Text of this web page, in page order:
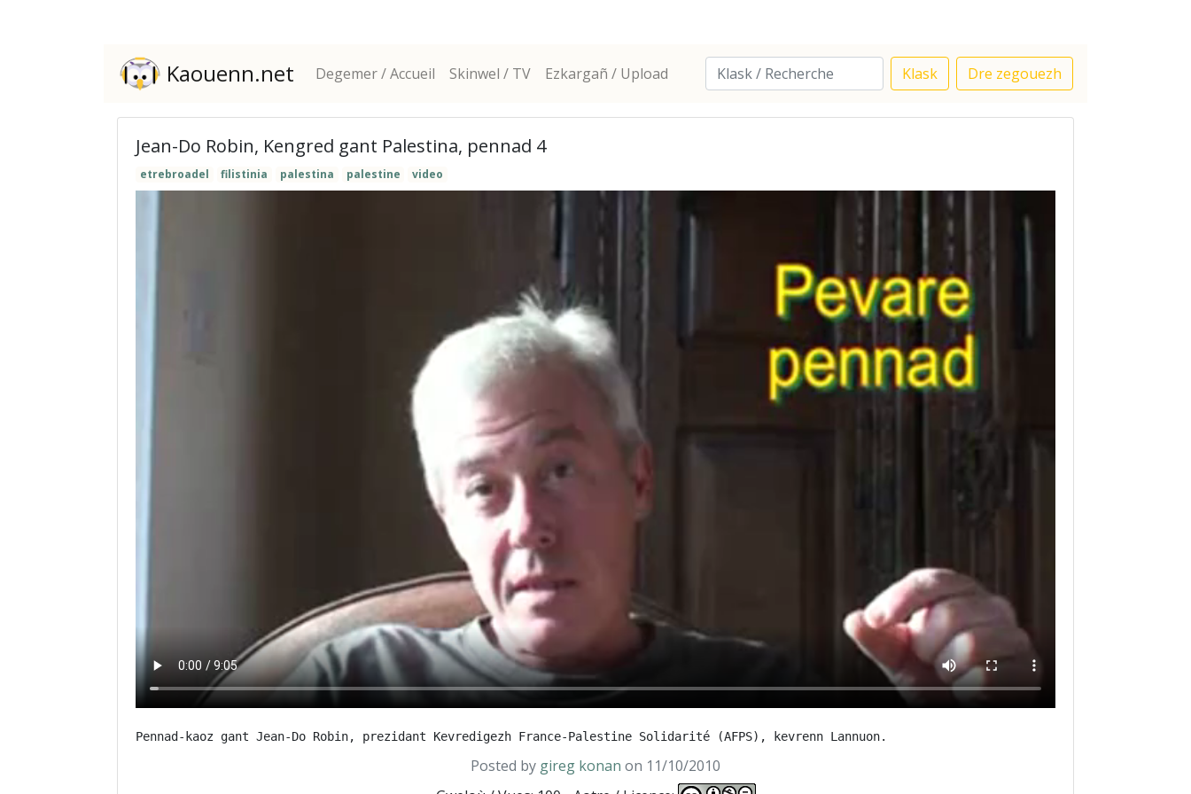
Kaouenn.net Degemer / Accueil Skinwel / TV Ezkargañ / Upload Klask Dre zegouezh
Jean-Do Robin, Kengred gant Palestina, pennad 4
etrebroadel filistinia palestina palestine video
Posted by gireg konan on 11/10/2010